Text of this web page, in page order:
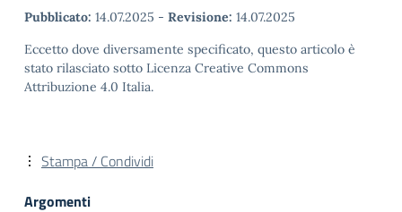
Pubblicato: 14.07.2025 - Revisione: 14.07.2025
Eccetto dove diversamente specificato, questo articolo è
stato rilasciato sotto Licenza Creative Commons
Attribuzione 4.0 Italia.
Stampa / Condividi
Argomenti